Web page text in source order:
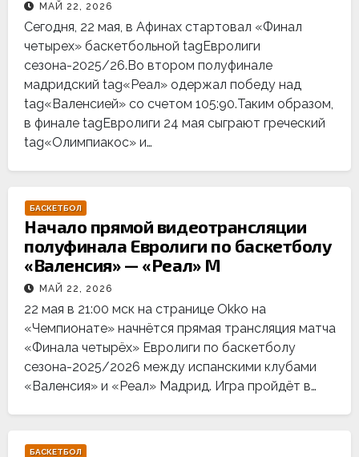
МАЙ 22, 2026
Сегодня, 22 мая, в Афинах стартовал «Финал
четырех» баскетбольной tagЕвролиги
сезона-2025/26.Во втором полуфинале
мадридский tag«Реал» одержал победу над
tag«Валенсией» со счетом 105:90.Таким образом,
в финале tagЕвролиги 24 мая сыграют греческий
tag«Олимпиакос» и…
БАСКЕТБОЛ
Начало прямой видеотрансляции
полуфинала Евролиги по баскетболу
«Валенсия» — «Реал» М
МАЙ 22, 2026
22 мая в 21:00 мск на странице Okko на
«Чемпионате» начнётся прямая трансляция матча
«Финала четырёх» Евролиги по баскетболу
сезона-2025/2026 между испанскими клубами
«Валенсия» и «Реал» Мадрид. Игра пройдёт в…
БАСКЕТБОЛ